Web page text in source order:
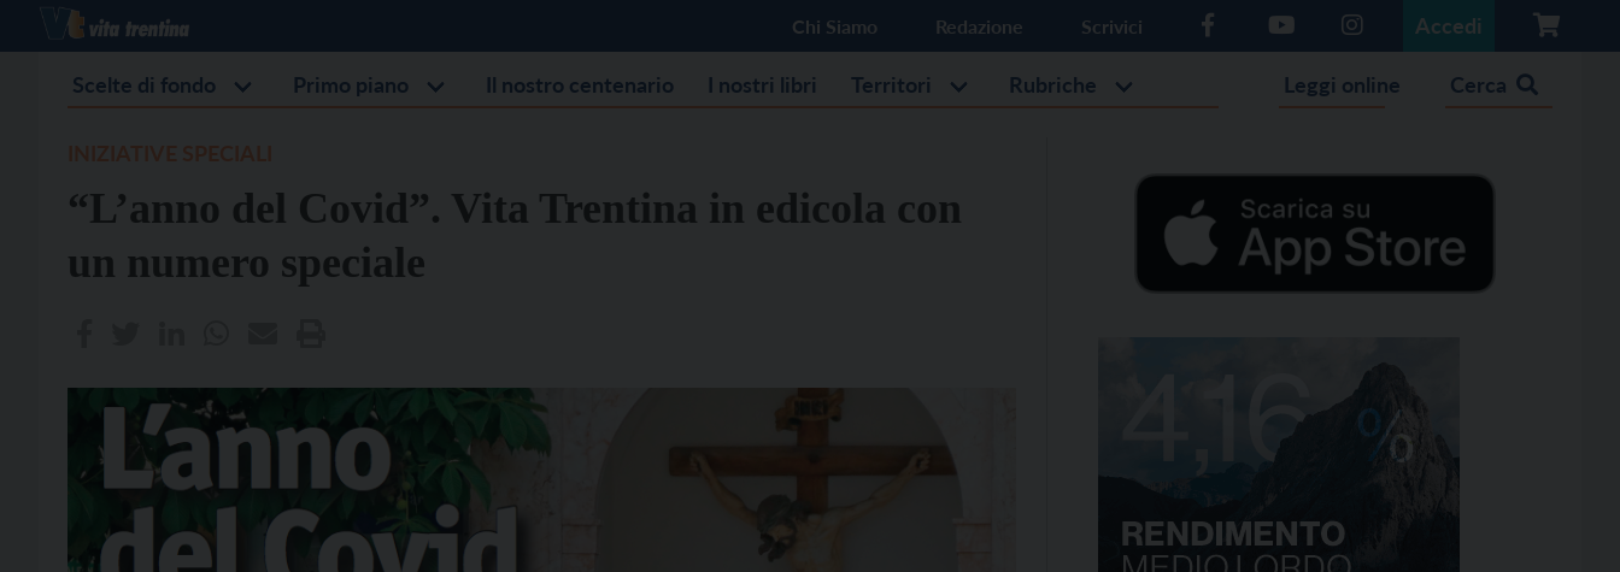
Chi Siamo Redazione Scrivici Accedi
Scelte di fondo Primo piano Il nostro centenario I nostri libri Territori Rubriche Leggi online Cerca
“L’anno del Covid”. Vita Trentina in edicola con
un numero speciale